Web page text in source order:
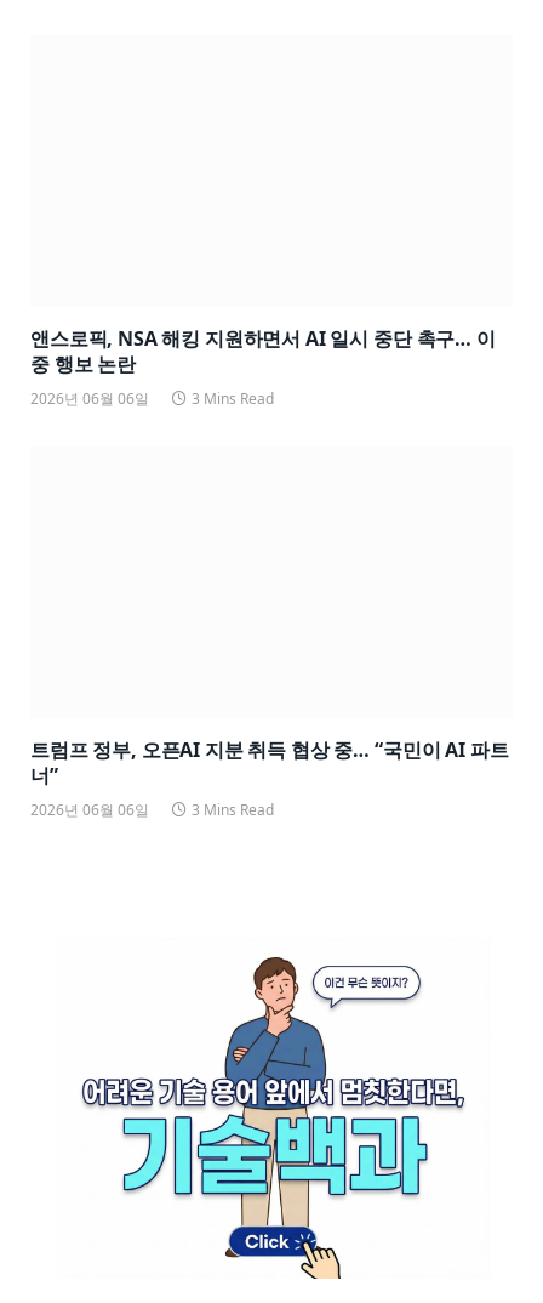
앤스로픽, NSA 해킹 지원하면서 AI 일시 중단 촉구… 이
중 행보 논란
2026년 06월 06일 3 Mins Read
트럼프 정부, 오픈AI 지분 취득 협상 중… “국민이 AI 파트
너”
2026년 06월 06일 3 Mins Read